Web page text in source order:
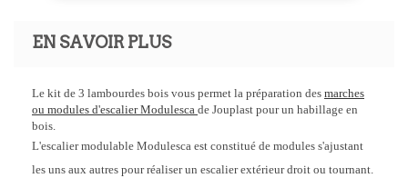
EN SAVOIR PLUS
Le kit de 3 lambourdes bois vous permet la préparation des marches
ou modules d'escalier Modulesca de Jouplast pour un habillage en
bois.
L'escalier modulable Modulesca est constitué de modules s'ajustant
les uns aux autres pour réaliser un escalier extérieur droit ou tournant.